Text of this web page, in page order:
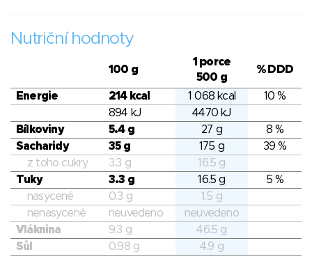
Nutriční hodnoty
100 g
1 porce
500 g
% DDD
Energie 214 kcal 1 068 kcal
10 %
894 kJ
4470 kJ
Bílkoviny
5.4 g 27 g
8 %
Sacharidy
35 g 175 g
39 %
z toho cukry
3.3 g
16.5 g
Tuky
3.3 g 16.5 g
5 %
nasycené
0.3 g
1.5 g
nenasycené
neuvedeno
neuvedeno
Vláknina
9.3 g
46.5 g
Sůl
0.98 g 4.9 g